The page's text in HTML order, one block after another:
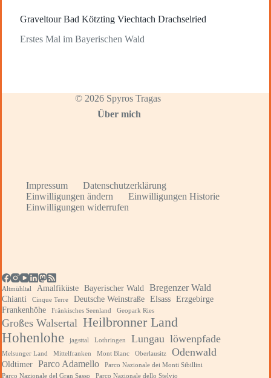
Graveltour Bad Kötzting Viechtach Drachselried
Erstes Mal im Bayerischen Wald
© 2026 Spyros Tragas
Über mich
Impressum
Datenschutzerklärung
Einwilligungen ändern
Einwilligungen Historie
Einwilligungen widerrufen
Altmühltal Amalfiküste Bayerischer Wald Bregenzer Wald
Chianti Cinque Terre Deutsche Weinstraße Elsass Erzgebirge
Frankenhöhe
Fränkisches Seenland Geopark Ries
Großes Walsertal Heilbronner Land
Hohenlohe jagsttal Lothringen Lungau löwenpfade
Melsunger Land Mittelfranken Mont Blanc Oberlausitz Odenwald
Oldtimer Parco Adamello
Parco Nazionale dei Monti Sibillini
Parco Nazionale del Gran Sasso
Parco Nazionale dello Stelvio